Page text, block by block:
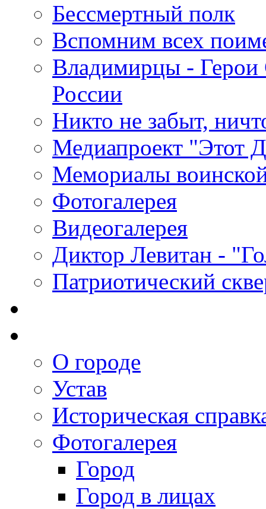
Бессмертный полк
Вспомним всех
Владимирцы - Герои
России
Никто не забыт,
Медиапроект "Этот
Мемориалы
Фотогалерея
Видеогалерея
Диктор Левитан -
Патриотический
О городе
Устав
Историческая
Фотогалерея
Город
Город в лицах